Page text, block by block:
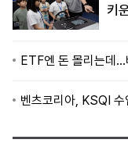
키
ETF엔 돈 몰리는데
벤츠코리아, KSQI 수